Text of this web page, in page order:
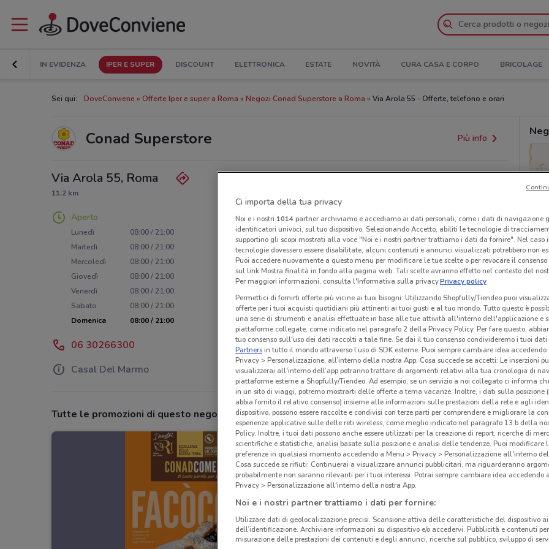
IN EVIDENZA IPER E SUPER DISCOUNT ELETTRONICA ESTATE NOVITÀ CURA CASA E CORPO BRICOLAGE
Sei qui: DoveConviene Offerte Iper e super a Roma Negozi Conad Superstore a Roma Via Arola 55 - Offerte, telefono e orari
Conad Superstore Più info
Via Arola 55, Roma
11.2 km
Aperto
Lunedì
08:00 / 21:00
Martedì
08:00 / 21:00
Mercoledì
08:00 / 21:00
Giovedì
08:00 / 21:00
Venerdì
08:00 / 21:00
Sabato
08:00 / 21:00
Domenica
08:00 / 21:00
06 30266300
Casal Del Marmo
Tutte le promozioni di questo negozio
Ci importa della tua privacy
Noi e i nostri 1014partner archiviamo e accediamo ai dati personali, come i dati di navigazione
identificatori univoci, sul tuo dispositivo. Selezionando Accetto, abiliti le tecnologie di
supportino gli scopi mostrati alla voce "Noi e i nostri partner trattiamo i dati da fornire". Nel caso
tecnologie dovessero essere disabilitate, alcuni contenuti e annunci visualizzati potrebbero non
Puoi accedere nuovamente a questo menu per modificare le tue scelte o per revocare il
sul link Mostra finalità in fondo alla pagina web. Tali scelte avranno effetto nel contesto del
Per maggiori informazioni, consulta l'Informativa sulla privacy.Privacy policy
Permettici di fornirti offerte più vicine ai tuoi bisogni: Utilizzando Shopfully/Tiendeo puoi
offerte per i tuoi acquisti quotidiani più attinenti ai tuoi gusti e al tuo mondo. Tutto questo è
una serie di strumenti e analisi effettuate in base alle tue attività all'interno dell'applicazione e
piattaforme collegate, come indicato nel paragrafo 2 della Privacy Policy. Per fare questo,
tuo consenso sull'uso dei dati raccolti a tale fine. Se dai il tuo consenso condivideremo i tuoi dati
Partnersin tutto il mondo attraverso l’uso di SDK esterne. Puoi sempre cambiare idea accedendo
Privacy > Personalizzazione, all’interno della nostra App. Cosa succede se accetti: Le inserzioni
visualizzerai all'interno dell’app potranno trattare di argomenti relativi alla tua cronologia di
piattaforme esterne a Shopfully/Tiendeo. Ad esempio, se un servizio a noi collegato ci informa
in un sito di viaggi, potremo mostrarti delle offerte a tema vacanze. Inoltre, i dati sulla posizione
abbia fornito il relativo consenso) insieme alle informazioni sulle prestazioni della rete e agli
dispositivo, possono essere raccolte e condivisi con terze parti per comprendere e migliorare la
esperienze applicative sulle delle reti wireless, come meglio indicato nel paragrafo 13.b della
Policy. Inoltre, i tuoi dati possono anche essere utilizzati per la creazione di report, ricerche di
scientifiche e statistiche, analisi basate sulla posizione e analisi delle tendenze. Puoi modificare
preferenze in qualsiasi momento accedendo a Menu > Privacy > Personalizzazione all'interno
Cosa succede se rifiuti: Continuerai a visualizzare annunci pubblicitari, ma riguarderanno
probabilmente non saranno rilevanti per i tuoi interessi. Potrai sempre cambiare idea accedendo
Privacy > Personalizzazione all'interno della nostra App.
Noi e i nostri partner trattiamo i dati per fornire:
Utilizzare dati di geolocalizzazione precisi. Scansione attiva delle caratteristiche del dispositivo
dell’identificazione. Archiviare informazioni su dispositivo e/o accedervi. Pubblicità e contenuti
misurazione delle prestazioni dei contenuti e degli annunci, ricerche sul pubblico, sviluppo di